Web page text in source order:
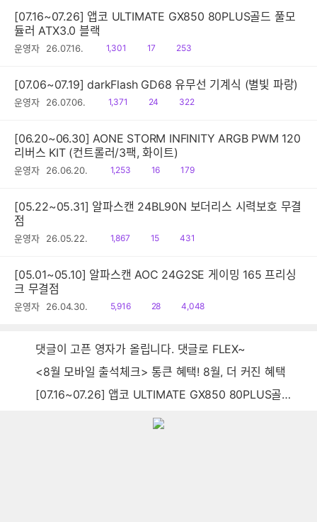
[07.16~07.26] 앱코 ULTIMATE GX850 80PLUS골드 풀모
듈러 ATX3.0 블랙
운영자 26.07.16.
읽
1,301
공
17
댓
253
[07.06~07.19] darkFlash GD68 유무선 기계식 (별빛 파랑)
운영자 26.07.06.
읽
1,371
공
24
댓
322
[06.20~06.30] AONE STORM INFINITY ARGB PWM 120
리버스 KIT (컨트롤러/3팩, 화이트)
운영자 26.06.20.
읽
1,253
공
16
댓
179
[05.22~05.31] 알파스캔 24BL90N 보더리스 시력보호 무결
점
운영자 26.05.22.
읽
1,867
공
15
댓
431
[05.01~05.10] 알파스캔 AOC 24G2SE 게이밍 165 프리싱
크 무결점
운영자 26.04.30.
읽
5,916
공
28
댓
4,048
댓글이 고픈 영자가 올립니다. 댓글로 FLEX~
<8월 모바일 출석체크> 통큰 혜택! 8월, 더 커진 혜택
[07.16~07.26] 앱코 ULTIMATE GX850 80PLUS골드 풀모듈러 ATX3.0 블랙